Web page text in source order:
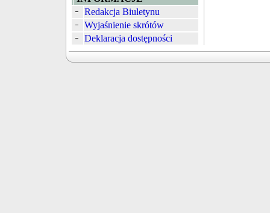
Redakcja Biuletynu
Wyjaśnienie skrótów
Deklaracja dostępności